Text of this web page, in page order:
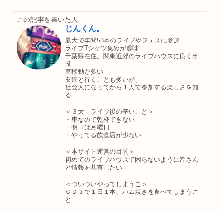
この記事を書いた人
じんくん。
最大で年間53本のライブやフェスに参加
ライブTシャツ集めが趣味
千葉県在住。関東近郊のライブハウスに良く出
没
車移動が多い
友達と行くことも多いが、
社会人になってから１人で参加する楽しさを知
る
＜３大 ライブ後の辛いこと＞
・車なので乾杯できない
・明日は月曜日
・やってる飲食店が少ない
＜本サイト運営の目的＞
初めてのライブハウスで困らないように皆さん
と情報を共有したい
＜ついついやってしまうこ＞
ＣＤＪで１日１本、ハム焼きを食べてしまうこ
と